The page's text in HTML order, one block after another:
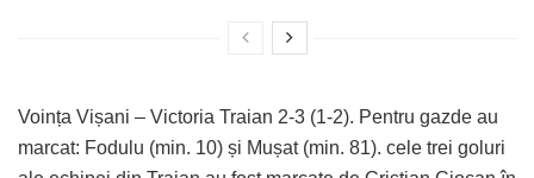
Voința Vișani – Victoria Traian 2-3 (1-2). Pentru gazde au
marcat: Fodulu (min. 10) și Mușat (min. 81). cele trei goluri